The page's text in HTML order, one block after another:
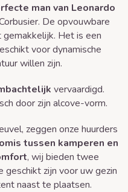
man van Leonardo
De opvouwbare
Het is een
voor dynamische
willen zijn.
vervaardigd.
door zijn alcove-vorm.
zeggen onze huurders
tussen kamperen en
, wij bieden twee
geschikt zijn voor uw gezin
naast te plaatsen.